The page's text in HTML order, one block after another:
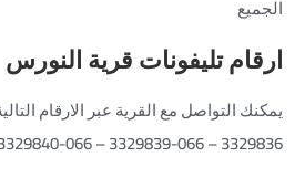
الجميع
ارقام تليفونات قرية النورس
3329836 – 066-3329839 – 066-3329840